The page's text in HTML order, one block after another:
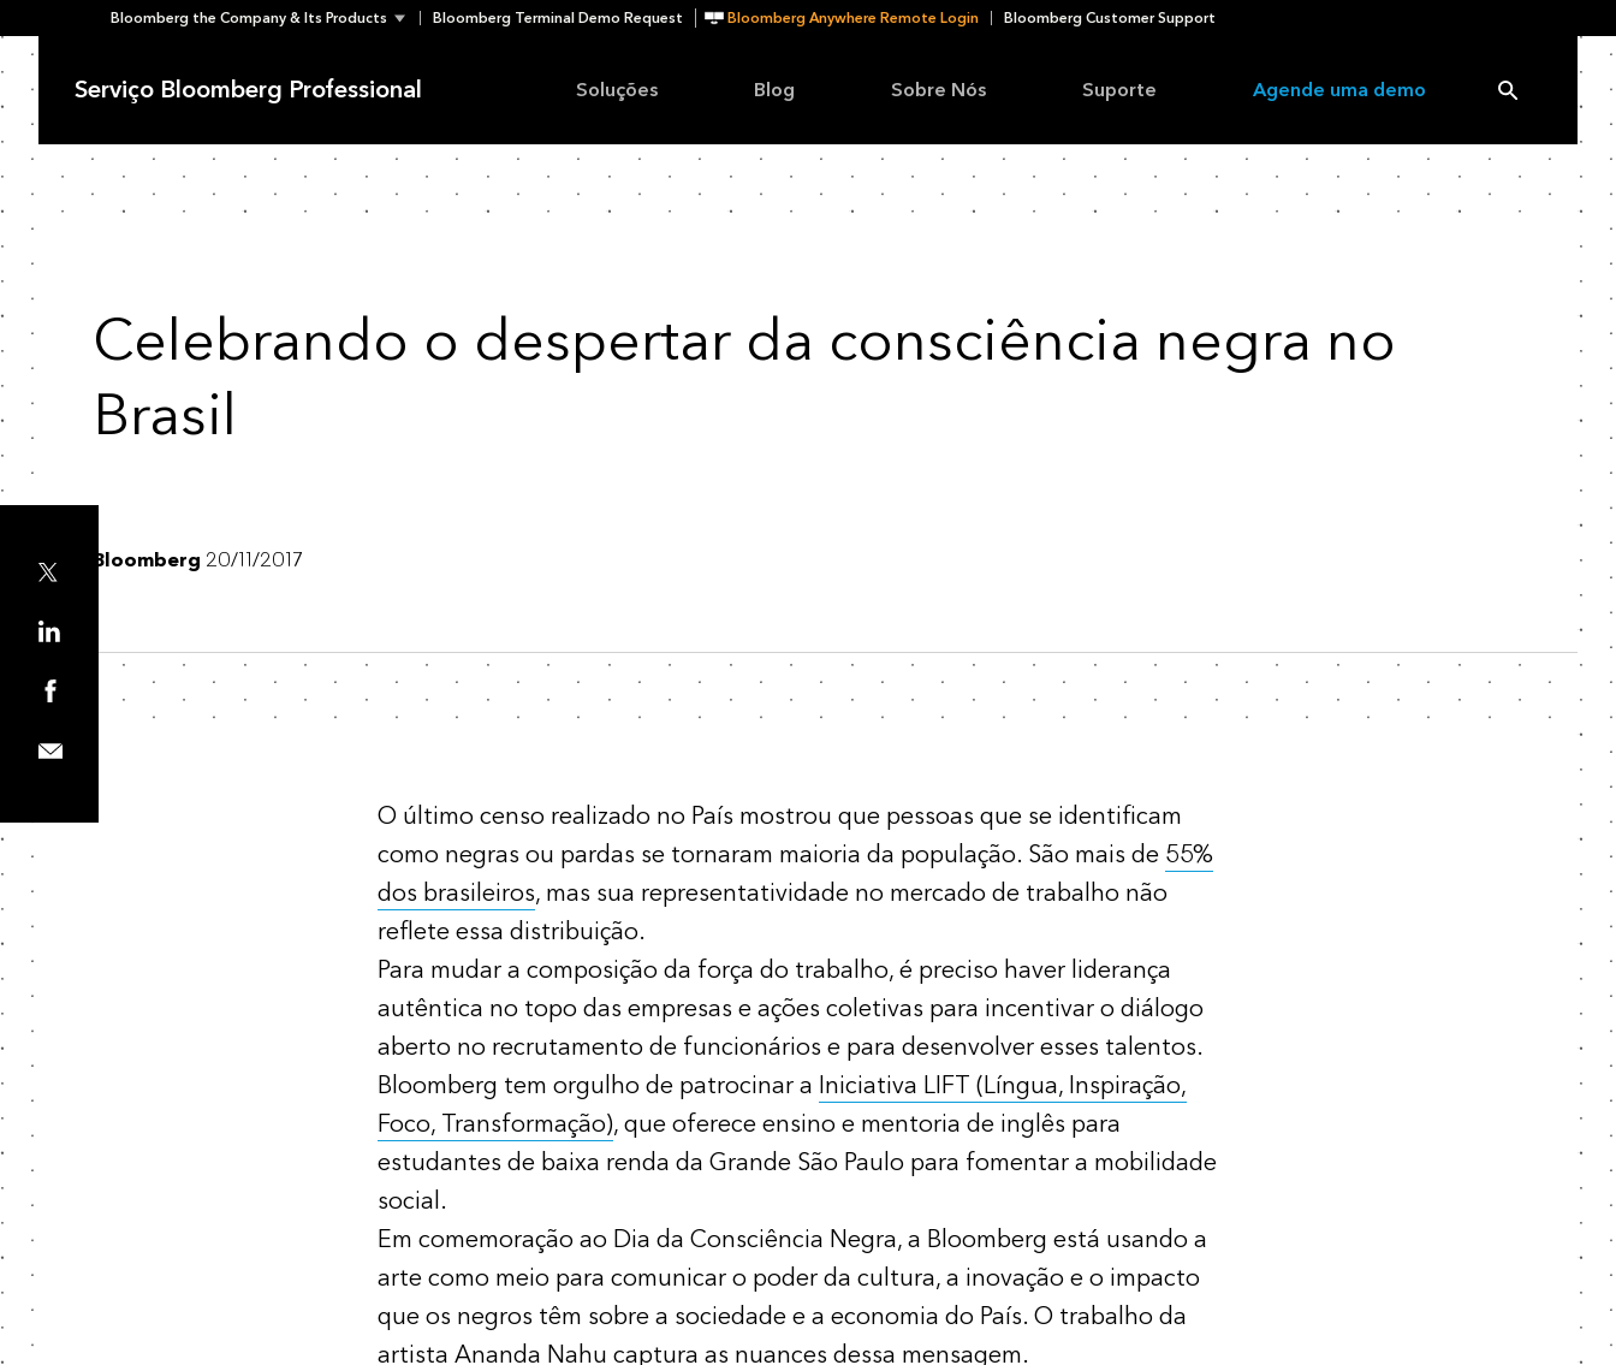
content
Bloomberg the Company & Its Products Bloomberg Terminal Demo Request Bloomberg Anywhere Remote Login Bloomberg Customer Support
Serviço Bloomberg Professional Soluções Blog Sobre Nós Suporte Agende uma demo
Celebrando o despertar da consciência negra no
Brasil
Bloomberg 20/11/2017
O último censo realizado no País mostrou que pessoas que se identificam
como negras ou pardas se tornaram maioria da população. São mais de 55%
dos brasileiros, mas sua representatividade no mercado de trabalho não
reflete essa distribuição.
Para mudar a composição da força do trabalho, é preciso haver liderança
autêntica no topo das empresas e ações coletivas para incentivar o diálogo
aberto no recrutamento de funcionários e para desenvolver esses talentos.
Bloomberg tem orgulho de patrocinar a Iniciativa LIFT (Língua, Inspiração,
Foco, Transformação), que oferece ensino e mentoria de inglês para
estudantes de baixa renda da Grande São Paulo para fomentar a mobilidade
social.
Em comemoração ao Dia da Consciência Negra, a Bloomberg está usando a
arte como meio para comunicar o poder da cultura, a inovação e o impacto
que os negros têm sobre a sociedade e a economia do País. O trabalho da
artista Ananda Nahu captura as nuances dessa mensagem.